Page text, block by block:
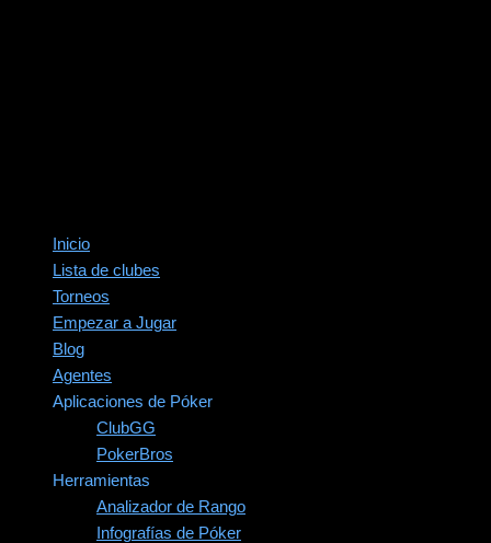
Inicio
Lista de clubes
Torneos
Empezar a Jugar
Blog
Agentes
Aplicaciones de Póker
ClubGG
PokerBros
Herramientas
Analizador de Rango
Infografías de Póker